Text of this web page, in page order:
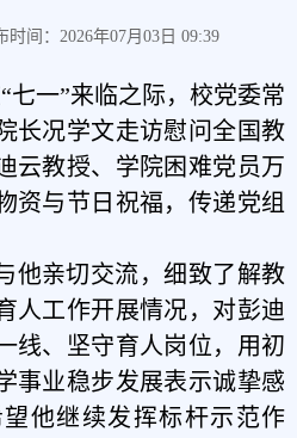
时间：2026年07月03日 09:39
七一”来临之际，校党委常
长况学文走访慰问全国教
云教授、学院困难党员万
资与节日祝福，传递党组
他亲切交流，细致了解教
人工作开展情况，对彭迪
线、坚守育人岗位，用初
事业稳步发展表示诚挚感
他继续发挥标杆示范作